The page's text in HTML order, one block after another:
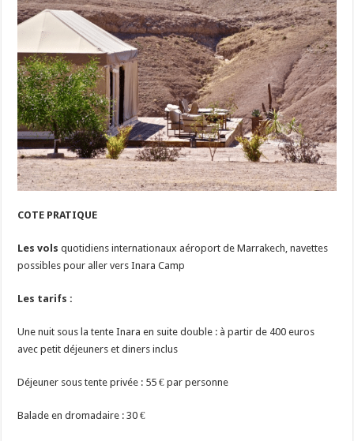
COTE PRATIQUE
Les volsquotidiens internationaux aéroport de Marrakech, navettes
possibles pour aller vers Inara Camp
Les tarifs :
Une nuit sous la tente Inara en suite double : à partir de 400 euros
avec petit déjeuners et diners inclus
Déjeuner sous tente privée : 55 € par personne
Balade en dromadaire : 30 €